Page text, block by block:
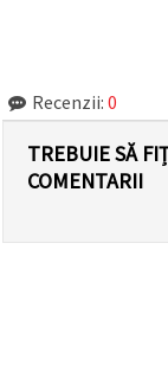
Recenzii: 0
TREBUIE SĂ
COMENTARII